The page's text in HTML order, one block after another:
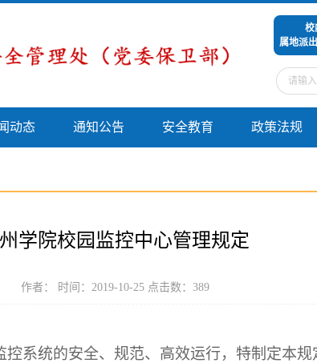
校
属地派
动态 通知公告 安全教育 政策法规
学院校园监控中心管理规定
作者： 时间：2019-10-25 点击数： 389
系统的安全、规范、高效运行，特制定本规